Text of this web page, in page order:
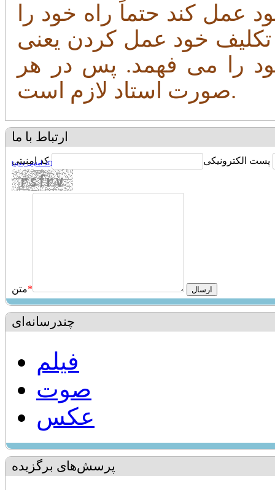
کند حتماً راه خود را
خود عمل کردن یعنی
را می فهمد. پس در هر
صورت استاد لازم است.
ارتباط با ما
پست الکترونیکی کد امنیتی[کد امنیتی جدید]
متن*
چندرسانه‌ای
فیلم
صوت
عکس
پرسش‌های برگزیده